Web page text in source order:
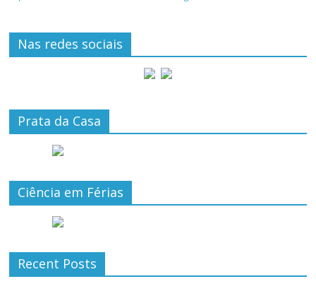
Nas redes sociais
Prata da Casa
Ciência em Férias
Recent Posts